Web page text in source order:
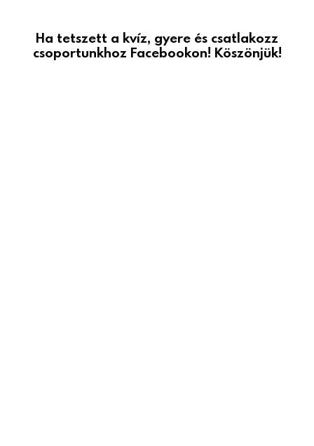
Ha tetszett a kvíz, gyere és csatlakozz
csoportunkhoz Facebookon! Köszönjük!